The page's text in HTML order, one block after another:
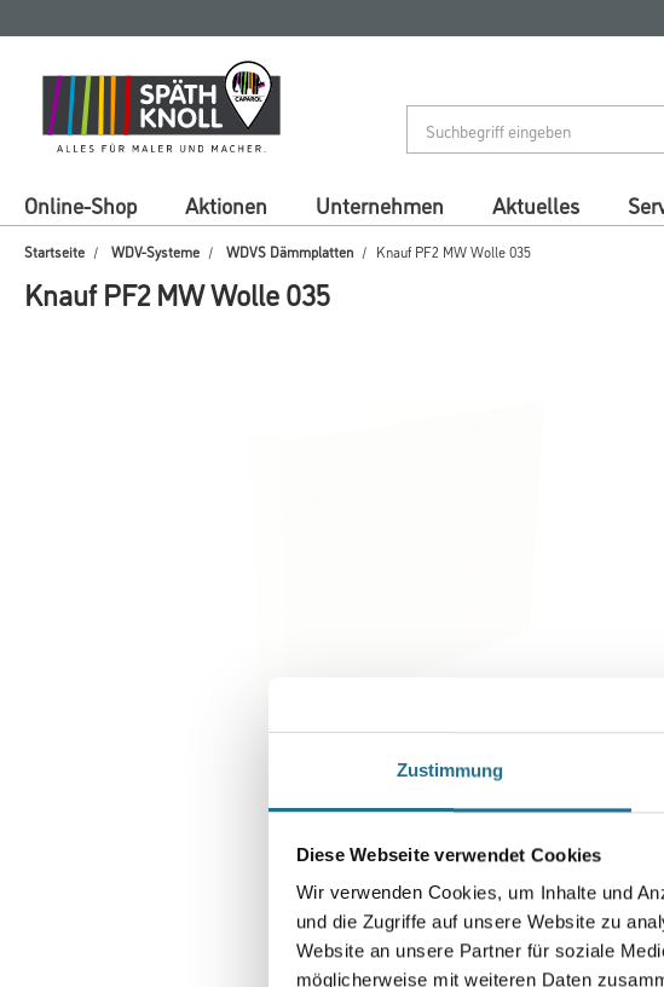
Zustimmung
Diese Webseite verwendet Cookies
Wir verwenden Cookies, um Inhalte und
und die Zugriffe auf unsere Website zu
Website an unsere Partner für soziale
möglicherweise mit weiteren Daten
springen
springen
Online-Shop Aktionen Unternehmen Aktuelles
Startseite WDV-Systeme WDVS Dämmplatten Knauf PF2 MW Wolle 035
Knauf PF2 MW Wolle 035